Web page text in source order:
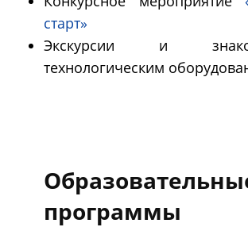
старт»
Экскурсии и
технологическим
программы